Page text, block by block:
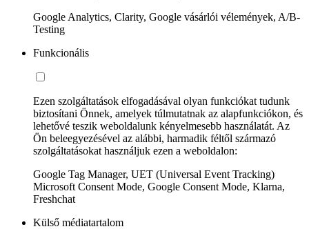
Google Analytics, Clarity, Google vásárlói vélemények, A/B-
Testing
Funkcionális
Ezen szolgáltatások elfogadásával olyan funkciókat tudunk
biztosítani Önnek, amelyek túlmutatnak az alapfunkciókon, és
lehetővé teszik weboldalunk kényelmesebb használatát. Az
Ön beleegyezésével az alábbi, harmadik féltől származó
szolgáltatásokat használjuk ezen a weboldalon:
Google Tag Manager, UET (Universal Event Tracking)
Microsoft Consent Mode, Google Consent Mode, Klarna,
Freshchat
Külső médiatartalom